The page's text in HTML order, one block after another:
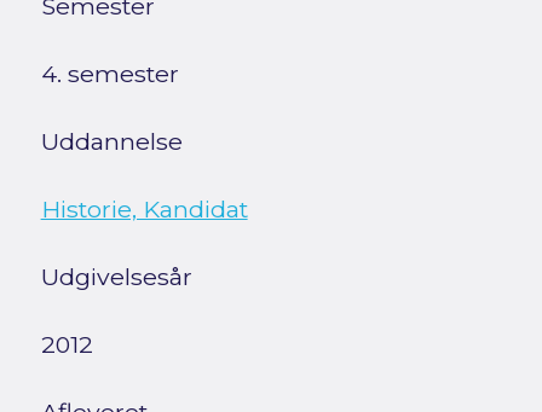
Semester
4. semester
Uddannelse
Historie, Kandidat
Udgivelsesår
2012